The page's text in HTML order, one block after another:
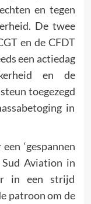
en tegen
De twee
en de CFDT
een actiedag
en de
toegezegd
in
‘gespannen
Aviation in
in een strijd
patroon om de